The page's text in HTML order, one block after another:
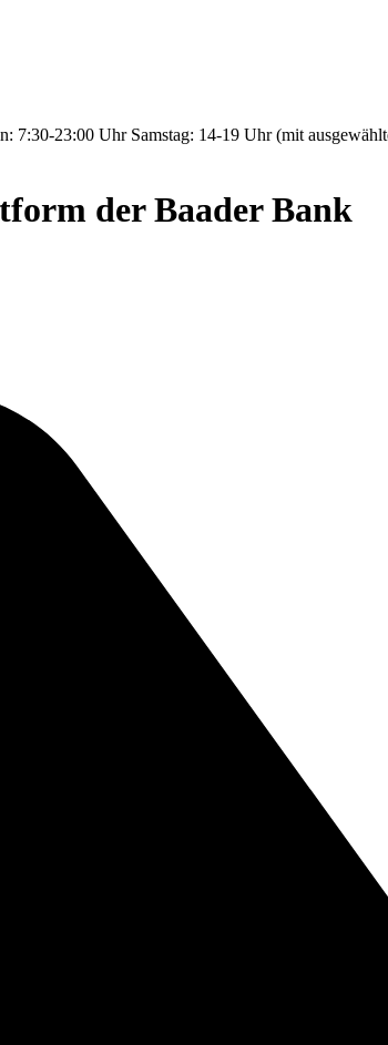
7:30-23:00 Uhr Samstag: 14-19 Uhr (mit
der Baader Bank